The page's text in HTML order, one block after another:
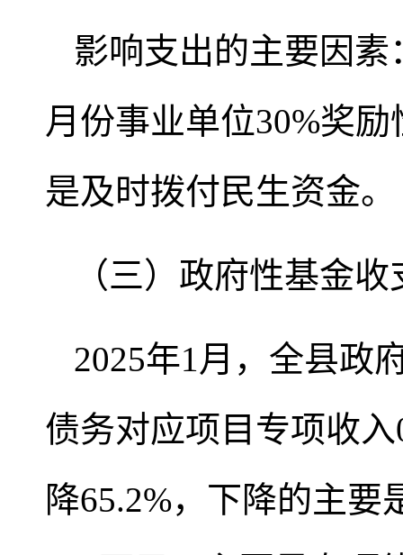
影响支出的主要因
月份事业单位30%奖
是及时拨付民生资金。
（三）政府性基金
2025年1月，全县政
债务对应项目专项收
降65.2%，下降的主